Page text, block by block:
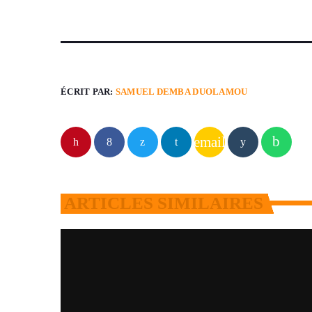
ÉCRIT PAR: SAMUEL DEMBA DUOLAMOU
email
ARTICLES SIMILAIRES